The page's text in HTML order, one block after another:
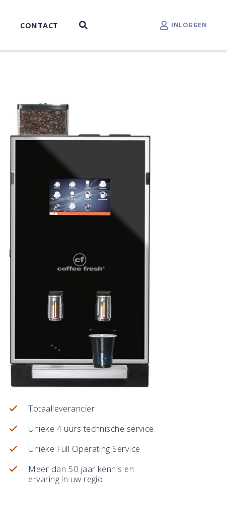
INLOGGEN
CONTACT
Totaalleverancier
Unieke 4 uurs technische service
Unieke Full Operating Service
Meer dan 50 jaar kennis en
ervaring in uw regio